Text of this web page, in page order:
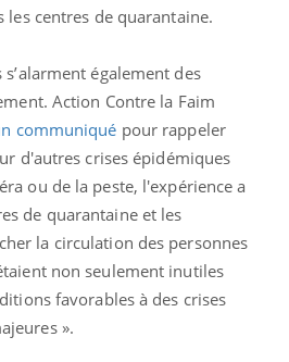
les centres de quarantaine.
également des
Action Contre la Faim
communiqué pour rappeler
d'autres crises épidémiques
ou de la peste, l'expérience a
de quarantaine et les
la circulation des personnes
non seulement inutiles
favorables à des crises
».